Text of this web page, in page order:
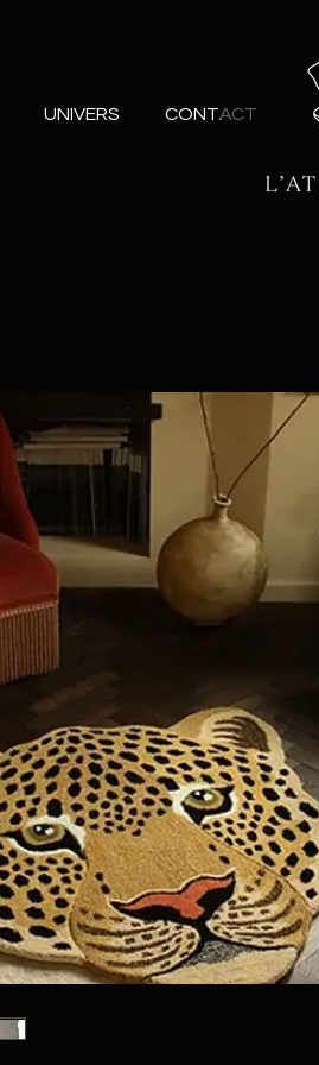
UNIVERS CONTACT